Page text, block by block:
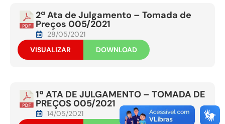
2ª Ata de Julgamento – Tomada de
Preços 005/2021
28/05/2021
VISUALIZAR
DOWNLOAD
1ª ATA DE JULGAMENTO – TOMADA DE
PREÇOS 005/2021
14/05/2021